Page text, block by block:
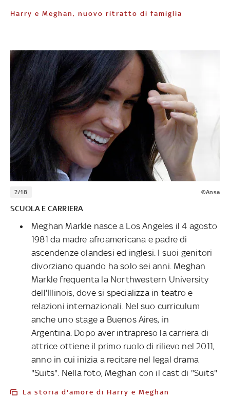
Harry e Meghan, nuovo ritratto di famiglia
2/18 ©Ansa
SCUOLA E CARRIERA
Meghan Markle nasce a Los Angeles il 4 agosto
1981 da madre afroamericana e padre di
ascendenze olandesi ed inglesi. I suoi genitori
divorziano quando ha solo sei anni. Meghan
Markle frequenta la Northwestern University
dell'Illinois, dove si specializza in teatro e
relazioni internazionali. Nel suo curriculum
anche uno stage a Buenos Aires, in
Argentina. Dopo aver intrapreso la carriera di
attrice ottiene il primo ruolo di rilievo nel 2011,
anno in cui inizia a recitare nel legal drama
"Suits". Nella foto, Meghan con il cast di "Suits"
La storia d'amore di Harry e Meghan